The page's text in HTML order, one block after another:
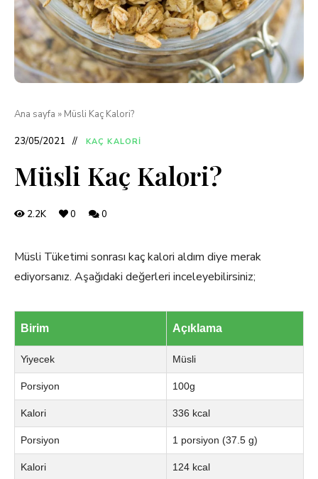
Ana sayfa » Müsli Kaç Kalori?
23/05/2021 KAÇ KALORI
Müsli Kaç Kalori?
2.2K 0 0
Müsli Tüketimi sonrası kaç kalori aldım diye merak
ediyorsanız. Aşağıdaki değerleri inceleyebilirsiniz;
Birim Açıklama
Yiyecek Müsli
Porsiyon 100g
Kalori 336 kcal
Porsiyon 1 porsiyon (37.5 g)
Kalori 124 kcal